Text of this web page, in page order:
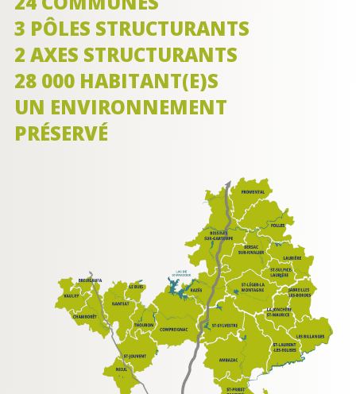
3 PÔLES STRUCTURANTS
2 AXES STRUCTURANTS
28 000 HABITANT(E)S
UN ENVIRONNEMENT
PRÉSERVÉ